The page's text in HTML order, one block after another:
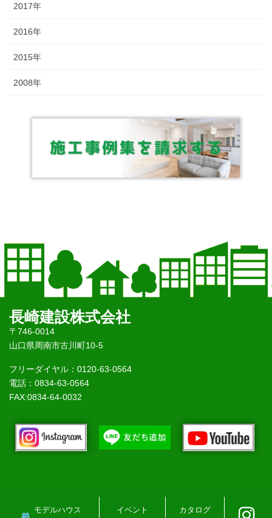
2017年
2016年
2015年
2008年
長崎建設株式会社
〒746-0014
山口県周南市古川町10-5
フリーダイヤル：0120-63-0564
電話：0834-63-0564
FAX:0834-64-0032
モデルハウス イベント カタログ